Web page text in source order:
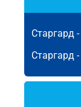
Старгард -
Старгард -